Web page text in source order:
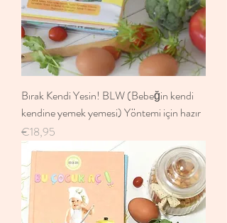
Bırak Kendi Yesin! BLW (Bebeğin kendi
kendine yemek yemesi) Yöntemi için hazır
Fiyat
€18,95